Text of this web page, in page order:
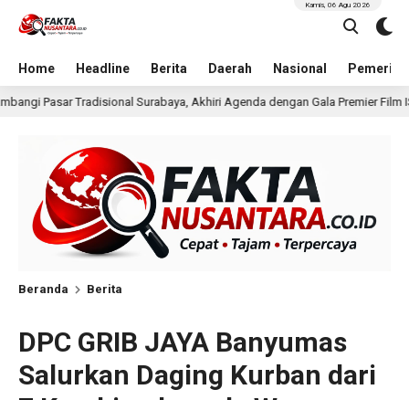
Home Headline Berita Daerah Nasional
Kamis, 06 Agu 2026
Akhiri Agenda dengan Gala Premier Film ISTIMEWA 11 jam lalu
Beranda Berita
DPC GRIB JAYA Banyumas
Salurkan Daging Kurban dari